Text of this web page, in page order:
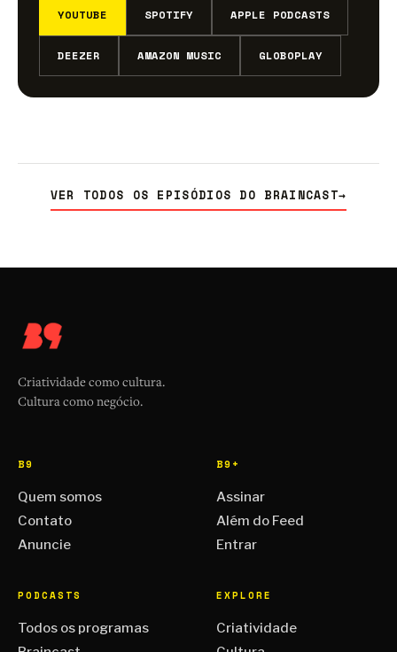
YOUTUBE SPOTIFY APPLE PODCASTS
DEEZER AMAZON MUSIC GLOBOPLAY
VER TODOS OS EPISÓDIOS DO BRAINCAST→
Criatividade como cultura.
Cultura como negócio.
B9
Quem somos
Contato
Anuncie
B9+
Assinar
Além do Feed
Entrar
PODCASTS
Todos os programas
EXPLORE
Criatividade